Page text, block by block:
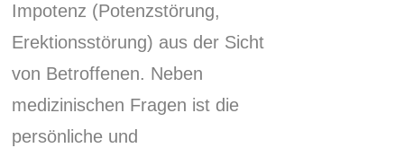
Impotenz (Potenzstörung,
Erektionsstörung) aus der Sicht
von Betroffenen. Neben
medizinischen Fragen ist die
persönliche und